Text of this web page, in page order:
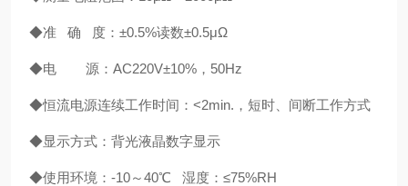
◆准 确 度： ±0.5%读数±0.5μΩ
◆电 源： AC220V±10% ， 50Hz
◆恒流电源连续工作时间： <2min. ，短时、间断工作方式
◆显示方式：背光液晶数字显示
◆使用环境： -10～40℃ 湿度： ≤75%RH